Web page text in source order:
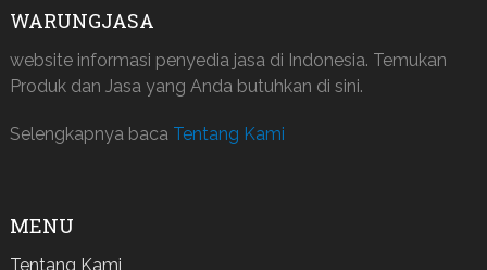
WARUNGJASA
website informasi penyedia jasa di Indonesia. Temukan
Produk dan Jasa yang Anda butuhkan di sini.
Selengkapnya baca Tentang Kami
MENU
Tentang Kami